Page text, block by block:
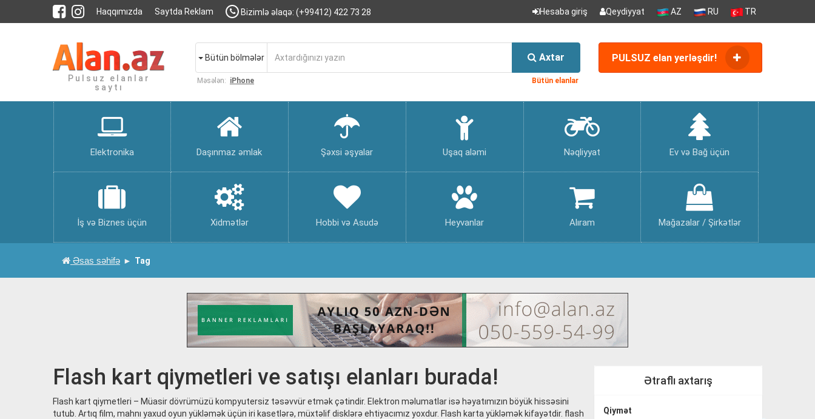
Haqqımızda Saytda Reklam Bizimlə əlaqə: (+99412) 422 73 28 Hesaba giriş Qeydiyyat AZ RU TR
Pulsuz elanlar
saytı
Bütün bölmələr Axtar
Məsələn: iPhone Bütün elanlar
PULSUZ elan yerləşdir!
Elektronika Daşınmaz əmlak Şəxsi əşyalar Uşaq aləmi Nəqliyyat Ev və Bağ üçün
İş və Biznes üçün Xidmətlər Hobbi və Asudə Heyvanlar Alıram Mağazalar / Şirkətlər
Əsas səhifə Tag
Ətraflı axtarış
Qiymət
Flash kart qiymetleri ve satışı elanları burada!
Flash kart qiymetleri – Müasir dövrümüzü kompyutersiz təsəvvür etmək çətindir. Elektron məlumatlar isə həyatımızın böyük hissəsini
tutub. Artıq film, mahnı yaxud oyun yükləmək üçün iri kasetlərə, müxtəlif disklərə ehtiyacımız yoxdur. Flash karta yükləmək kifayətdir. flash